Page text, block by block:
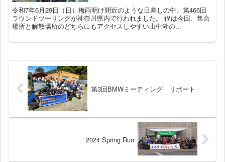
令和7年6月29日（日）梅雨明け間近のような日差しの中、第466回
ラウンドツーリングが神奈川県内で行われました。 僕は今回、集合
場所と解散場所のどちらにもアクセスしやすい山中湖の...
第3回BMWミーティング リポート
2024 Spring Run